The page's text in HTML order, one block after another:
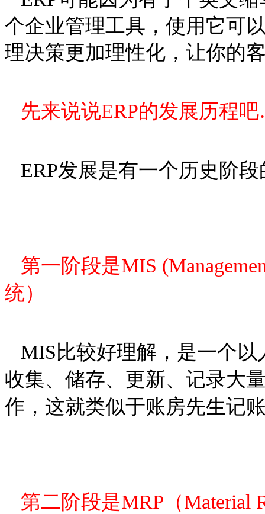
个企业管理工具，使用它可
理决策更加理性化，让你的
先来说说ERP的发展历程
ERP发展是有一个历史阶
第一阶段是MIS
统）
MIS比较好理解，是一个以
收集、储存、更新、记录大
作，这就类似于账房先生记
第二阶段是MRP（Material